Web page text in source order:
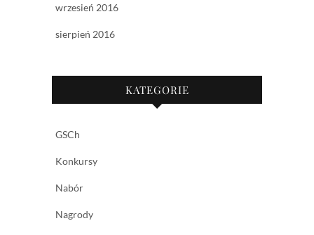
wrzesień 2016
sierpień 2016
KATEGORIE
GSCh
Konkursy
Nabór
Nagrody